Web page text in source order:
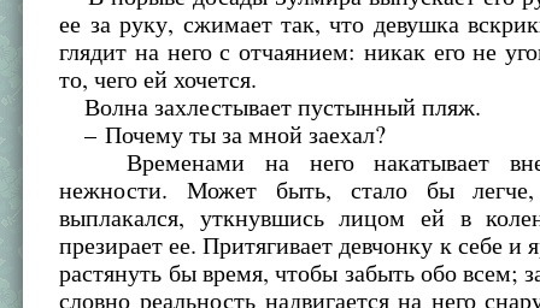
ее за руку, сжимает так, что девушка
глядит на него с отчаянием: никак его не
то, чего ей хочется.
Волна захлестывает пустынный пляж.
– Почему ты за мной заехал?
Временами на него накатывает
нежности. Может быть, стало бы
выплакался, уткнувшись лицом ей в
презирает ее. Притягивает девчонку к себе и
растянуть бы время, чтобы забыть обо всем;
словно реальность надвигается на него